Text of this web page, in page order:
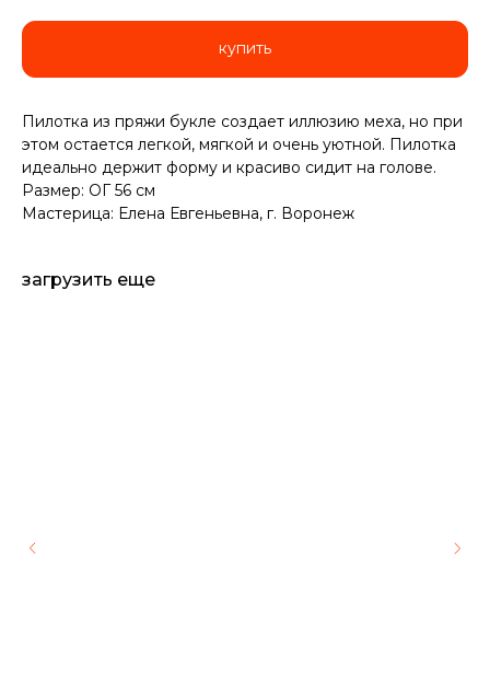
купить
Пилотка из пряжи букле создает иллюзию меха, но при
этом остается легкой, мягкой и очень уютной. Пилотка
идеально держит форму и красиво сидит на голове.
Размер: ОГ 56 см
Мастерица: Елена Евгеньевна, г. Воронеж
загрузить еще